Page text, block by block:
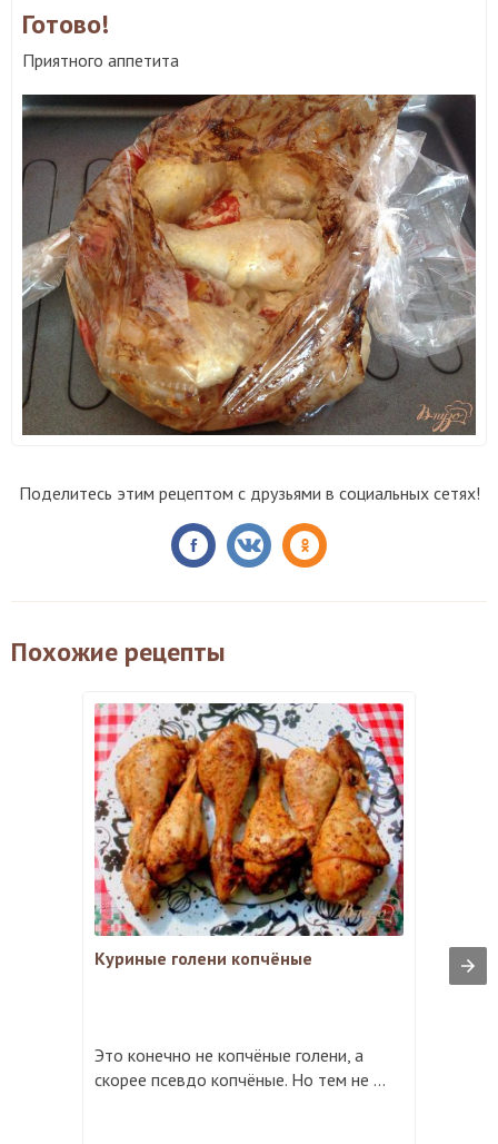
Готово!
Приятного аппетита
Поделитесь этим рецептом с друзьями в социальных сетях!
Похожие рецепты
Куриные голени копчёные
Это конечно не копчёные голени, а
скорее псевдо копчёные. Но тем не ...